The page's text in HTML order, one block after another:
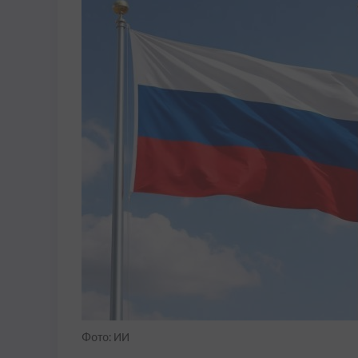
Фото: ИИ